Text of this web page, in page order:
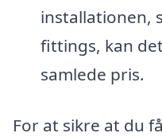
installationen,
fittings, kan
samlede pris.
For at sikre at du